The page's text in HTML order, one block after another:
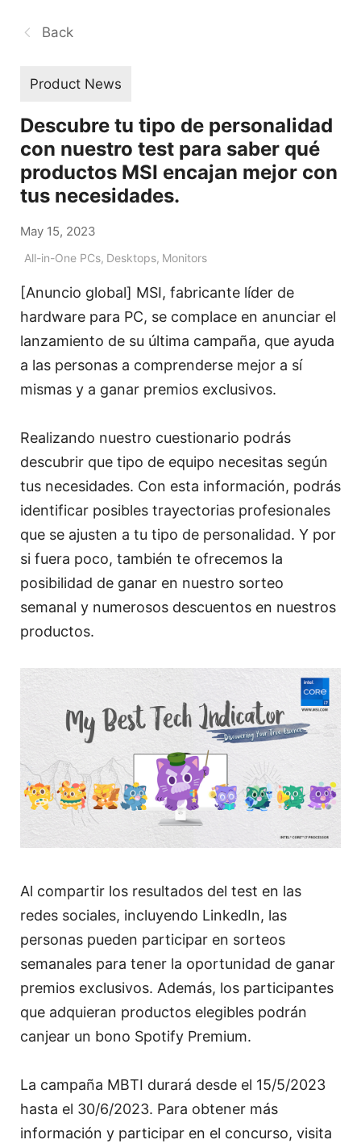
Back
Product News
Descubre tu tipo de personalidad
con nuestro test para saber qué
productos MSI encajan mejor con
tus necesidades.
May 15, 2023
All-in-One PCs, Desktops, Monitors
[Anuncio global] MSI, fabricante líder de
hardware para PC, se complace en anunciar el
lanzamiento de su última campaña, que ayuda
a las personas a comprenderse mejor a sí
mismas y a ganar premios exclusivos.
Realizando nuestro cuestionario podrás
descubrir que tipo de equipo necesitas según
tus necesidades. Con esta información, podrás
identificar posibles trayectorias profesionales
que se ajusten a tu tipo de personalidad. Y por
si fuera poco, también te ofrecemos la
posibilidad de ganar en nuestro sorteo
semanal y numerosos descuentos en nuestros
productos.
Al compartir los resultados del test en las
redes sociales, incluyendo LinkedIn, las
personas pueden participar en sorteos
semanales para tener la oportunidad de ganar
premios exclusivos. Además, los participantes
que adquieran productos elegibles podrán
canjear un bono Spotify Premium.
La campaña MBTI durará desde el 15/5/2023
hasta el 30/6/2023. Para obtener más
información y participar en el concurso, visita